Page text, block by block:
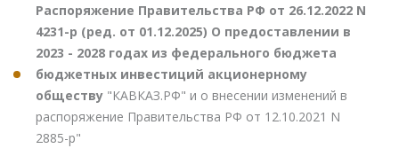
Распоряжение Правительства РФ от 26.12.2022 N
4231-р (ред. от 01.12.2025) О предоставлении в
2023 - 2028 годах из федерального бюджета
бюджетных инвестиций акционерному
обществу "КАВКАЗ.РФ" и о внесении изменений в
распоряжение Правительства РФ от 12.10.2021 N
2885-р"